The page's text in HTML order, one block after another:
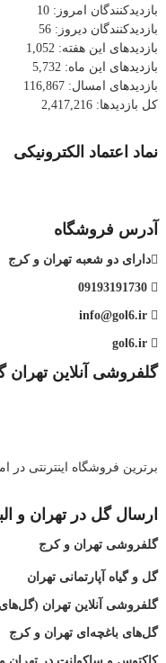
بازدیدکنندگان امروز: 10
بازدیدکنندگان دیروز: 56
بازدیدهای این هفته: 1,052
بازدیدهای این ماه: 5,732
بازدیدهای امسال: 116,867
کل بازدیدها: 2,417,216
نماد اعتماد الکترونیکی
آدرس فروشگاه
دارای دو شعبه تهران و کرج
گلفروشی آنلاین تهران
برترین فروشگاه اینترنتی در
ارسال گل در تهران و
گلفروشی تهران و کرج
گل و گیاه آپارتمانی تهران
گلفروشی آنلاین تهران (گل‌های
گل‌های باغچه‌ای تهران و کرج